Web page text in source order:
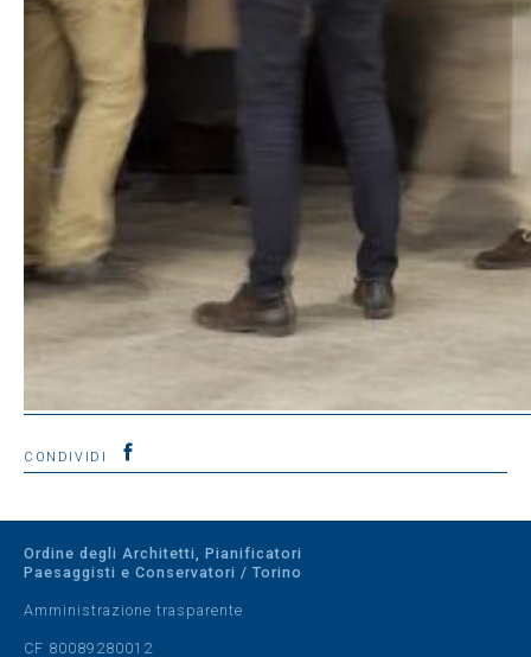
CONDIVIDI
Ordine degli Architetti, Pianificatori
Paesaggisti e Conservatori / Torino
Amministrazione trasparente
CF 80089280012